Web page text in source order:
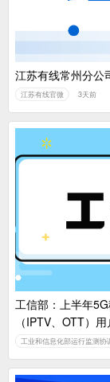
江苏有线常州分公
江苏有线官微 3天前
工信部：上半年
（IPTV、OTT）
工业和信息化部运行监测协